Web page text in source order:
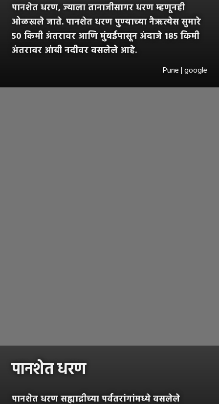
पानशेत धरण, ज्याला तानाजीसागर धरण म्हणूनही
ओळखले जाते. पानशेत धरण पुण्याच्या नैऋत्येस सुमारे
५० किमी अंतरावर आणि मुंबईपासून अंदाजे १८५ किमी
अंतरावर आंबी नदीवर वसलेले आहे.
Pune | google
पानशेत धरण
पानशेत धरण सह्याद्रीच्या पर्वतरांगांमध्ये वसलेले